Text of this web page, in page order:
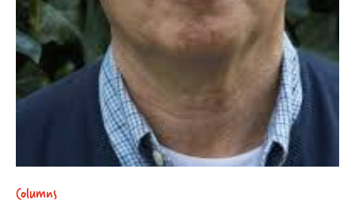
Columns